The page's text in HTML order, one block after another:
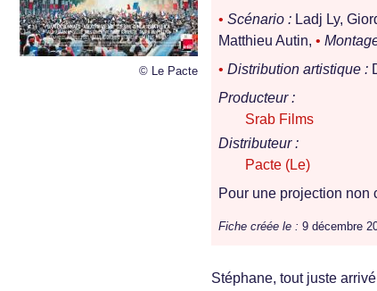
© Le Pacte
• Scénario : Ladj Ly,
Matthieu Autin, •
• Distribution artistique :
Producteur :
Srab Films
Distributeur :
Pacte (Le)
Pour une projection non
Fiche créée le : 9 décembre
Stéphane, tout juste